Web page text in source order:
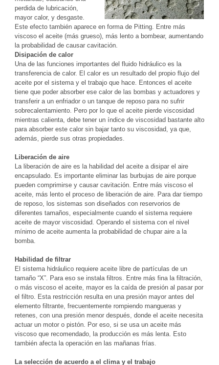
perdida de lubricación,
mayor calor, y desgaste.
Este efecto también aparece en forma de Pitting. Entre más
viscoso el aceite (más grueso), más lento a bombear, aumentando
la probabilidad de causar cavitación.
Disipación de calor
Una de las funciones importantes del fluido hidráulico es la
transferencia de calor. El calor es un resultado del propio flujo del
aceite por el sistema y el trabajo que hace. Entonces el aceite
tiene que poder absorber ese calor de las bombas y actuadores y
transferir a un enfriador o un tanque de reposo para no sufrir
sobrecalentamiento. Pero por lo que el aceite pierde viscosidad
mientras calienta, debe tener un índice de viscosidad bastante alto
para absorber este calor sin bajar tanto su viscosidad, ya que,
además, pierde sus otras propiedades.
Liberación de aire
La liberación de aire es la habilidad del aceite a disipar el aire
encapsulado. Es importante eliminar las burbujas de aire porque
pueden comprimirse y causar cavitación. Entre más viscoso el
aceite, más lento el proceso de liberación de aire. Para dar tiempo
de reposo, los sistemas son diseñados con reservorios de
diferentes tamaños, especialmente cuando el sistema requiere
aceite de mayor viscosidad. Operando el sistema con el nivel
mínimo de aceite aumenta la probabilidad de chupar aire a la
bomba.
Habilidad de filtrar
El sistema hidráulico requiere aceite libre de partículas de un
tamaño “X”. Para eso se instala filtros. Entre más fina la filtración,
o más viscoso el aceite, mayor es la caída de presión al pasar por
el filtro. Esta restricción resulta en una presión mayor antes del
elemento filtrante, frecuentemente rompiendo mangueras y
retenes, con una presión menor después, donde el aceite necesita
actuar un motor o pistón. Por eso, si se usa un aceite más
viscoso que recomendado, la producción es más lenta. Esto
también afecta la operación en las mañanas frías.
La selección de acuerdo a el clima y el trabajo